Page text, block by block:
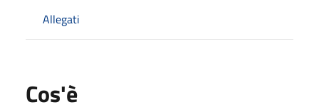
Allegati
Cos'è